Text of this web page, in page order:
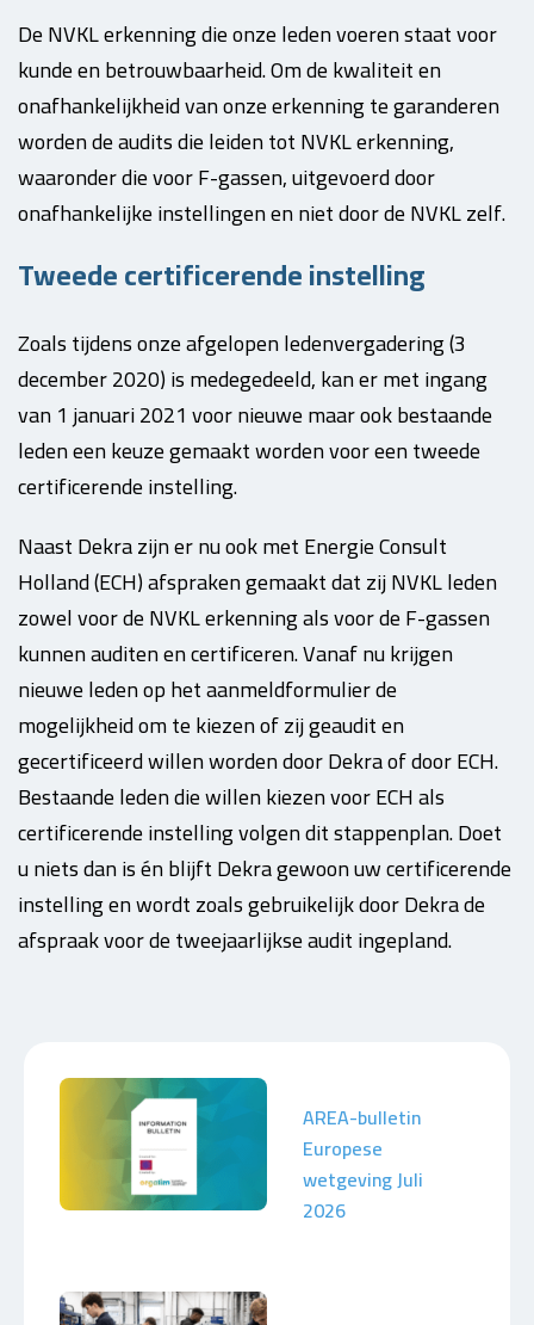
De NVKL erkenning die onze leden voeren staat voor
kunde en betrouwbaarheid. Om de kwaliteit en
onafhankelijkheid van onze erkenning te garanderen
worden de audits die leiden tot NVKL erkenning,
waaronder die voor F-gassen, uitgevoerd door
onafhankelijke instellingen en niet door de NVKL zelf.
Tweede certificerende instelling
Zoals tijdens onze afgelopen ledenvergadering (3
december 2020) is medegedeeld, kan er met ingang
van 1 januari 2021 voor nieuwe maar ook bestaande
leden een keuze gemaakt worden voor een tweede
certificerende instelling.
Naast Dekra zijn er nu ook met Energie Consult
Holland (ECH) afspraken gemaakt dat zij NVKL leden
zowel voor de NVKL erkenning als voor de F-gassen
kunnen auditen en certificeren. Vanaf nu krijgen
nieuwe leden op het aanmeldformulier de
mogelijkheid om te kiezen of zij geaudit en
gecertificeerd willen worden door Dekra of door ECH.
Bestaande leden die willen kiezen voor ECH als
certificerende instelling volgen dit stappenplan. Doet
u niets dan is én blijft Dekra gewoon uw certificerende
instelling en wordt zoals gebruikelijk door Dekra de
afspraak voor de tweejaarlijkse audit ingepland.
AREA-bulletin
Europese
wetgeving Juli
2026